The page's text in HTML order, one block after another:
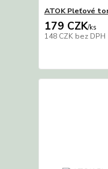
ATOK Pleťové
179 CZK/ks
148 CZK bez DPH